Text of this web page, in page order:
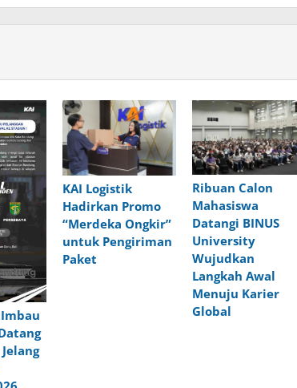
KAI Logistik
Hadirkan Promo
“Merdeka Ongkir”
untuk Pengiriman
Paket
Ribuan Calon
Mahasiswa
Datangi BINUS
University
Wujudkan
Langkah Awal
Menuju Karier
Global